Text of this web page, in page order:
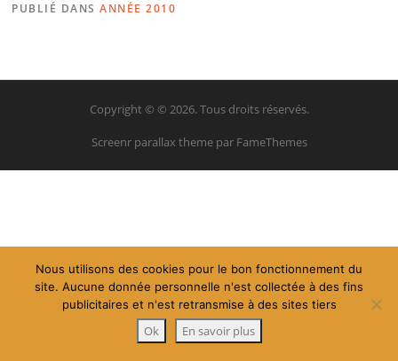
PUBLIÉ DANSANNÉE 2010
Copyright © © 2026. Tous droits réservés.
Screenr parallax themepar FameThemes
Nous utilisons des cookies pour le bon fonctionnement du
site. Aucune donnée personnelle n'est collectée à des fins
publicitaires et n'est retransmise à des sites tiers
Ok En savoir plus